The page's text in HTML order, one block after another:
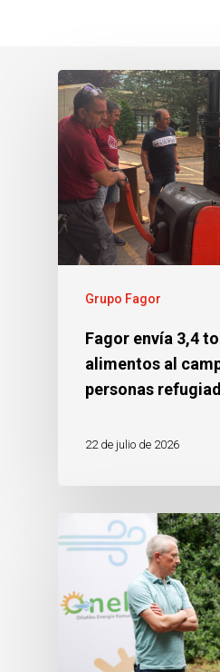
Grupo Fagor
Fagor envía 3,4
alimentos al
personas
22 de julio de 2026